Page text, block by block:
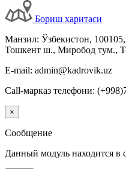
Бориш харитаси
Манзил: Ўзбекистон, 100105,
Тошкент ш., Миробод тум.,
E-mail: admin@kadrovik.uz
Call-марказ телефони:
×
Сообщение
Данный модуль находится в